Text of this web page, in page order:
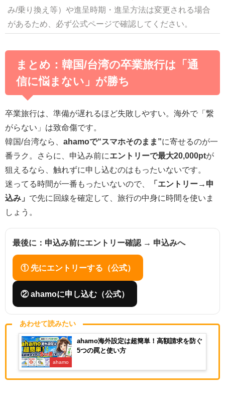
み/乗り換え等）や進呈時期・進呈方法は変更される場合
があるため、必ず公式ページで確認してください。
まとめ：韓国/台湾の卒業旅行は「通
信に悩まない」が勝ち
卒業旅行は、準備が遅れるほど失敗しやすい。海外で「繋
がらない」は致命傷です。
韓国/台湾なら、 ahamoで“スマホそのまま”に寄せるのが一
番ラク。さらに、申込み前に エントリーで最大20,000ptが
狙えるなら、触れずに申し込むのはもったいないです。
迷ってる時間が一番もったいないので、
「エントリー→申
込み」 で先に回線を確定して、旅行の中身に時間を使いま
しょう。
最後に：申込み前にエントリー確認 → 申込みへ
① 先にエントリーする（公式）
② ahamoに申し込む（公式）
あわせて読みたい
ahamo
ahamo海外設定は超簡単！高額請求を防ぐ
5つの罠と使い方